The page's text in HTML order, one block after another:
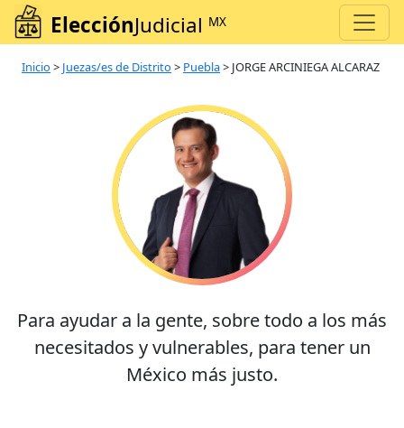
ElecciónJudicial MX
Inicio > Juezas/es de Distrito > Puebla> JORGE ARCINIEGA ALCARAZ
Para ayudar a la gente, sobre todo a los más
necesitados y vulnerables, para tener un
México más justo.